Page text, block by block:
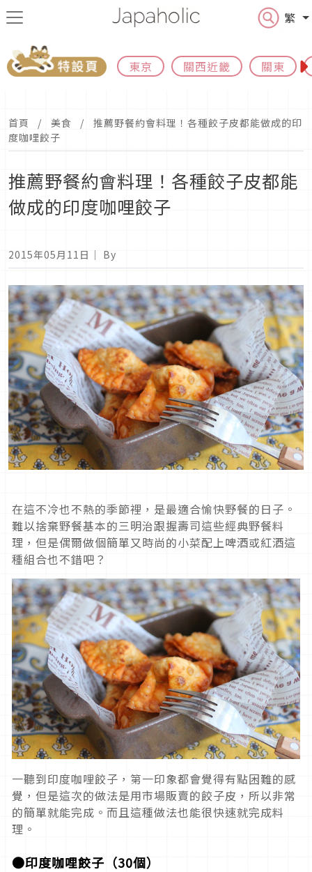
繁
東京 關西近畿 關東
首頁 美食
推薦野餐約會料理！各種餃子皮都能做成的印
度咖哩餃子
推薦野餐約會料理！各種餃子皮都能
做成的印度咖哩餃子
2015年05月11日 ｜ By
在這不冷也不熱的季節裡，是最適合愉快野餐的日子。
難以捨棄野餐基本的三明治跟握壽司這些經典野餐料
理，但是偶爾做個簡單又時尚的小菜配上啤酒或紅酒這
種組合也不錯吧？
一聽到印度咖哩餃子，第一印象都會覺得有點困難的感
覺，但是這次的做法是用市場販賣的餃子皮，所以非常
的簡單就能完成。而且這種做法也能很快速就完成料
理。
●印度咖哩餃子（30個）